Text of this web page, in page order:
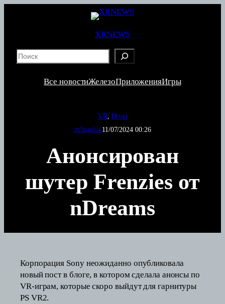
XRNEWS
Все новостиЖелезоПриложенияИгры
VR Игры
m3gagluk11/07/2024 00:26
Анонсирован
шутер Frenzies от
nDreams
Корпорация Sony неожиданно опубликовала
новый пост в блоге, в котором сделала анонсы по
VR-играм, которые скоро выйдут для гарнитуры
PS VR2.